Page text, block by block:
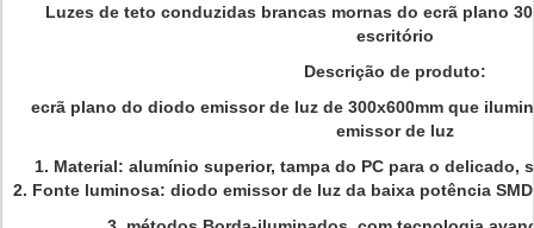
Luzes de teto conduzidas brancas mornas do ecrã plano
escritório
Descrição de produto:
ecrã plano do diodo emissor de luz de 300x600mm que
emissor de luz
1. Material: alumínio superior, tampa do PC para o delicado,
2. Fonte luminosa: diodo emissor de luz da baixa potência